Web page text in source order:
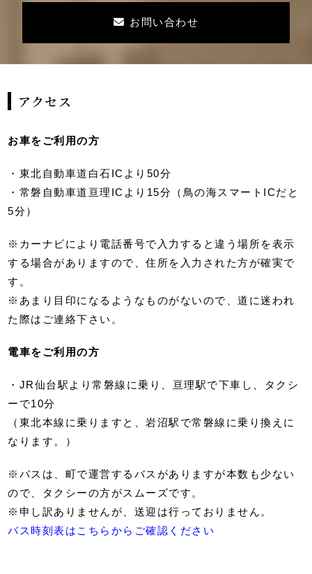
お問い合わせ
アクセス
お車をご利用の方
・東北自動車道白石ICより50分
・常磐自動車道亘理ICより15分（鳥の海スマートICだと
5分）
※カーナビにより電話番号で入力すると違う場所を表示
する場合がありますので、住所を入力された方が確実で
す。
※あまり目印になるようなものがないので、道に迷われ
た際はご連絡下さい。
電車をご利用の方
・JR仙台駅より常磐線に乗り、亘理駅で下車し、タクシ
ーで10分
（東北本線に乗りますと、岩沼駅で常磐線に乗り換えに
なります。）
※バスは、町で運営するバスがありますが本数も少ない
ので、タクシーの方がスムーズです。
※申し訳ありませんが、送迎は行っておりません。
バス時刻表はこちらからご確認ください